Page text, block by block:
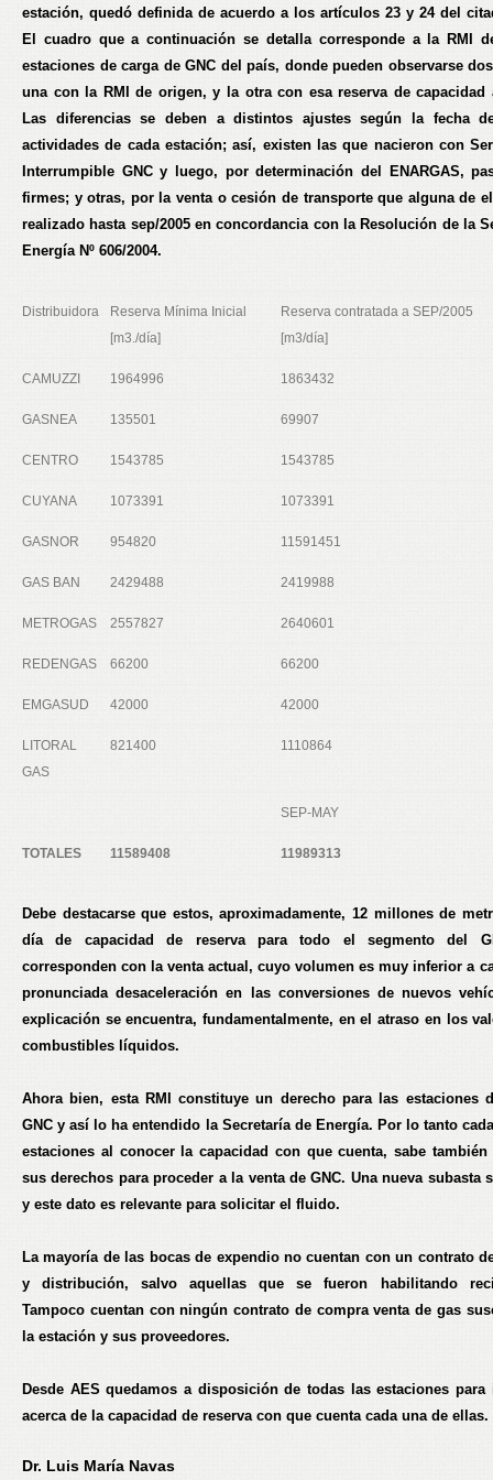
estación, quedó definida de acuerdo a los artículos 23 y 24 del
El cuadro que a continuación se detalla corresponde a la RMI
estaciones de carga de GNC del país, donde pueden observarse
una con la RMI de origen, y la otra con esa reserva de capacidad
Las diferencias se deben a distintos ajustes según la fecha
actividades de cada estación; así, existen las que nacieron con
Interrumpible GNC y luego, por determinación del ENARGAS,
firmes; y otras, por la venta o cesión de transporte que alguna de
realizado hasta sep/2005 en concordancia con la Resolución de la
Energía Nº 606/2004.
Distribuidora
Reserva Mínima Inicial
[m3./día]
Reserva contratada a SEP/2005
[m3/día]
CAMUZZI 1964996 1863432
GASNEA 135501 69907
CENTRO 1543785 1543785
CUYANA 1073391 1073391
GASNOR 954820 11591451
GAS BAN 2429488 2419988
METROGAS 2557827 2640601
REDENGAS 66200 66200
EMGASUD 42000 42000
LITORAL
GAS
821400 1110864
SEP-MAY
TOTALES 11589408 11989313
Debe destacarse que estos, aproximadamente, 12 millones de
día de capacidad de reserva para todo el segmento del
corresponden con la venta actual, cuyo volumen es muy inferior a
pronunciada desaceleración en las conversiones de nuevos
explicación se encuentra, fundamentalmente, en el atraso en los
combustibles líquidos.
Ahora bien, esta RMI constituye un derecho para las estaciones
GNC y así lo ha entendido la Secretaría de Energía. Por lo tanto
estaciones al conocer la capacidad con que cuenta, sabe
sus derechos para proceder a la venta de GNC. Una nueva subasta
y este dato es relevante para solicitar el fluido.
La mayoría de las bocas de expendio no cuentan con un contrato
y distribución, salvo aquellas que se fueron habilitando
Tampoco cuentan con ningún contrato de compra venta de gas
la estación y sus proveedores.
Desde AESquedamos a disposición de todas las estaciones para
acerca de la capacidad de reserva con que cuenta cada una de ellas.
Dr. Luis María Navas